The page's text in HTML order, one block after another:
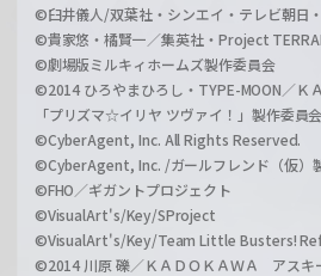
©臼井儀人/双葉社・シンエイ・テレビ朝日
©貴家悠・橘賢一／集英社・Project
©劇場版ミルキィホームズ製作委員会
©2014 ひろやまひろし・TYPE-MOON／Ｋ
「プリズマ☆イリヤ ツヴァイ！」製作委員会
©CyberAgent, Inc. All Rights Reserved.
©CyberAgent, Inc. /ガールフレンド（仮）
©FHO／ギガントプロジェクト
©VisualArt's/Key/SProject
©VisualArt's/Key/Team Little Busters!
©2014 川原 礫／ＫＡＤＯＫＡＷＡ アスキ